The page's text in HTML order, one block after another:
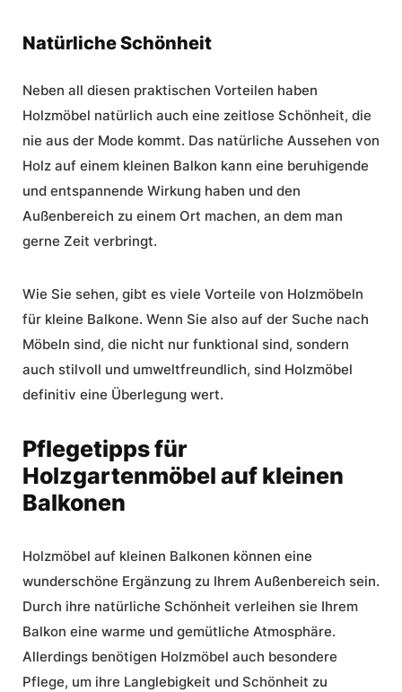
Natürliche Schönheit
Neben all diesen praktischen Vorteilen haben
Holzmöbel natürlich auch eine zeitlose Schönheit, die
nie aus der Mode kommt. Das natürliche Aussehen von
Holz auf einem kleinen Balkon kann eine beruhigende
und entspannende Wirkung haben und den
Außenbereich zu einem Ort machen, an dem man
gerne Zeit verbringt.
Wie Sie sehen, gibt es viele Vorteile von Holzmöbeln
für kleine Balkone. Wenn Sie also auf der Suche nach
Möbeln sind, die nicht nur funktional sind, sondern
auch stilvoll und umweltfreundlich, sind Holzmöbel
definitiv eine Überlegung wert.
Pflegetipps für
Holzgartenmöbel auf kleinen
Balkonen
Holzmöbel auf kleinen Balkonen können eine
wunderschöne Ergänzung zu Ihrem Außenbereich sein.
Durch ihre natürliche Schönheit verleihen sie Ihrem
Balkon eine warme und gemütliche Atmosphäre.
Allerdings benötigen Holzmöbel auch besondere
Pflege, um ihre Langlebigkeit und Schönheit zu